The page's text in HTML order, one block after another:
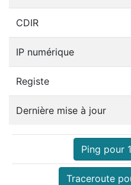
CDIR
IP numérique
Registe
Dernière mise à jour
Ping pour
Traceroute